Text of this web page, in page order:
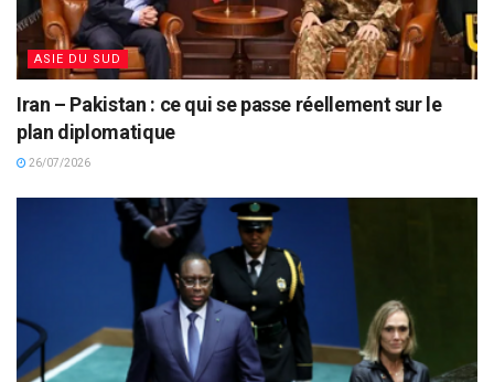
ASIE DU SUD
Iran – Pakistan : ce qui se passe réellement sur le
plan diplomatique
26/07/2026